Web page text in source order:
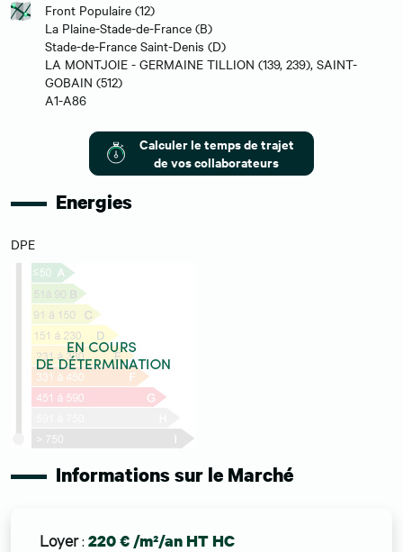
Front Populaire (12)
La Plaine-Stade-de-France (B)
Stade-de-France Saint-Denis (D)
LA MONTJOIE - GERMAINE TILLION (139, 239), SAINT-
GOBAIN (512)
A1-A86
Calculer le temps de trajet
de vos collaborateurs
Energies
DPE
Informations sur le Marché
Loyer: 220 € /m²/an HT HC